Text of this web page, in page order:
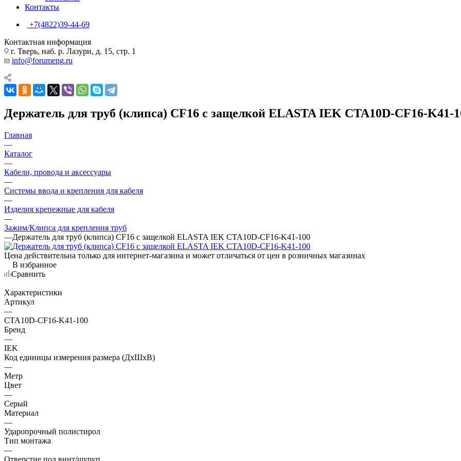
Контакты
+7(4822)39-44-69
Контактная информация
г. Тверь, наб. р. Лазури, д. 15, стр. 1
info@forumeng.ru
Держатель для труб (клипса) CF16 с защелкой ELASTA IEK CTA10D-CF16-K41-
Главная
—
Каталог
—
Кабели, провода и аксессуары
—
Системы ввода и крепления для кабеля
—
Изделия крепежные для кабеля
—
Зажим/Клипса для крепления труб
—Держатель для труб (клипса) CF16 с защелкой ELASTA IEK CTA10D-CF16-K41-100
Цена действительна только для интернет-магазина и может отличаться от цен в розничных магазинах
В избранное
Сравнить
Характеристики
Артикул
—
CTA10D-CF16-K41-100
Бренд
—
IEK
Код единицы измерения размера (ДхШхВ)
—
Метр
Цвет
—
Серый
Материал
—
Ударопрочный полистирол
Тип монтажа
—
Отверстие под винт/шуруп